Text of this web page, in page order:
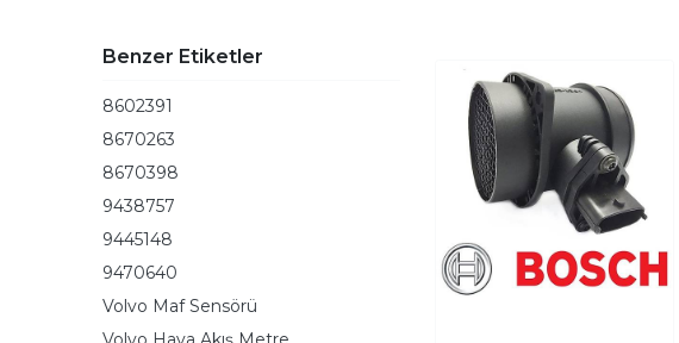
Benzer Etiketler
8602391
8670263
8670398
9438757
9445148
9470640
Volvo Maf Sensörü